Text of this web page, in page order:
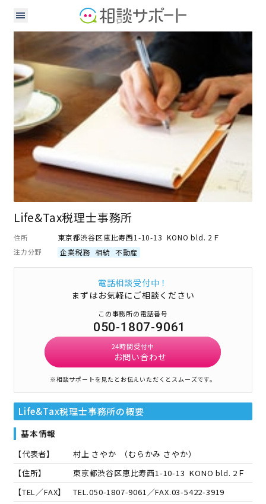
Life&Tax税理士事務所
住所 東京都渋谷区恵比寿西1-10-13 KONO bld. 2Ｆ
注力分野 企業税務 相続 不動産
電話相談受付中！
まずはお気軽にご相談ください
この事務所の電話番号
050-1807-9061
24時間受付中
お問い合わせ
※相談サポートを見たとお伝えいただくとスムーズです。
Life&Tax税理士事務所の概要
基本情報
【代表者】 村上 さやか （むらかみ さやか）
【住所】
東京都渋谷区恵比寿西1-10-13 KONO bld. 2Ｆ
【TEL／FAX】
TEL.050-1807-9061 ／FAX.03-5422-3919